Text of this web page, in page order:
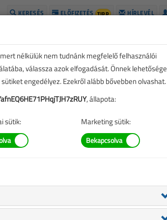
HÍRLEVÉL
ELŐFIZETÉS TIPP
KERESÉS
nélkülük nem tudnánk megfelelő felhasználói
válassza azok elfogadását. Önnek lehetősége
engedélyez. Ezekről alább bővebben olvashat.
, állapota:
sütik: Marketing sütik: